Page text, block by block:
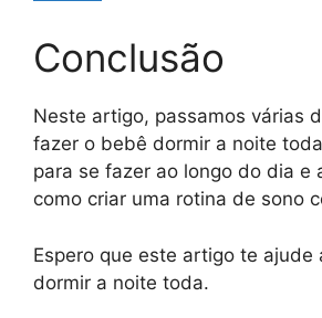
Conclusão
Neste artigo, passamos várias
fazer o bebê dormir a noite
para se fazer ao longo do dia e
como criar uma rotina de sono
Espero que este artigo te ajude
dormir a noite toda.